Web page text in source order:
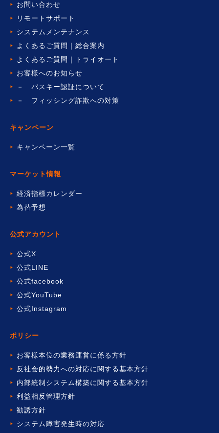
キャンペーン
キャンペーン一覧
マーケット情報
経済指標カレンダー
為替予想
公式アカウント
公式X
公式LINE
公式facebook
公式YouTube
公式Instagram
ポリシー
お客様本位の業務運営に係る方針
反社会的勢力への対応に関する基本方針
内部統制システム構築に関する基本方針
利益相反管理方針
勧誘方針
システム障害発生時の対応
お問い合わせ
リモートサポート
システムメンテナンス
よくあるご質問｜総合案内
よくあるご質問｜トライオート
お客様へのお知らせ
－ パスキー認証について
－ フィッシング詐欺への対策